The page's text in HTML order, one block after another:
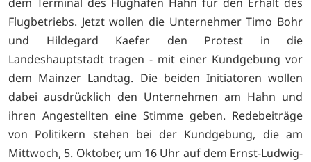
Flugbetriebs. Jetzt wollen die Unternehmer Timo Bohr
und Hildegard Kaefer den Protest in die
Landeshauptstadt tragen - mit einer Kundgebung vor
dem Mainzer Landtag. Die beiden Initiatoren wollen
dabei ausdrücklich den Unternehmen am Hahn und
ihren Angestellten eine Stimme geben. Redebeiträge
von Politikern stehen bei der Kundgebung, die am
Mittwoch, 5. Oktober, um 16 Uhr auf dem Ernst-Ludwig-